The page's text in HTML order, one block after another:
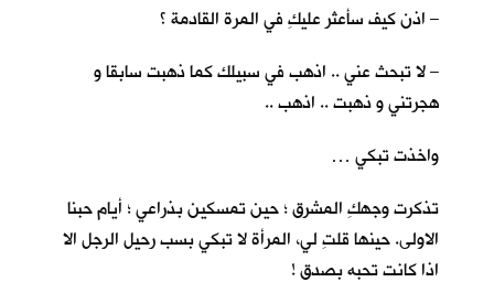
– اذن كيف سأعثر عليكِ في المرة القادمة ؟
– لا تبحث عني .. اذهب في سبيلك كما ذهبت سابقا و
هجرتني و ذهبت .. اذهب ..
واخذت تبكي …
تذكرت وجهكِ المشرق ؛ حين تمسكين بذراعي ؛ أيام حبنا
الاولى. حينها قلتِ لي، المرأة لا تبكي بسب رحيل الرجل الا
اذا كانت تحبه بصدق !